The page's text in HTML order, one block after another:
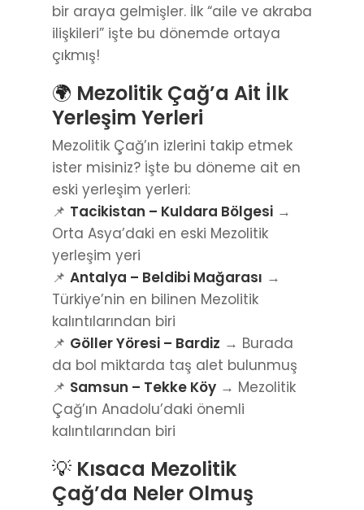
bir araya gelmişler. İlk “aile ve akraba
ilişkileri” işte bu dönemde ortaya
çıkmış!
🌍 Mezolitik Çağ’a Ait İlk
Yerleşim Yerleri
Mezolitik Çağ’ın izlerini takip etmek
ister misiniz? İşte bu döneme ait en
eski yerleşim yerleri:
📌 Tacikistan – Kuldara Bölgesi →
Orta Asya’daki en eski Mezolitik
yerleşim yeri
📌 Antalya – Beldibi Mağarası →
Türkiye’nin en bilinen Mezolitik
kalıntılarından biri
📌 Göller Yöresi – Bardiz → Burada
da bol miktarda taş alet bulunmuş
📌 Samsun – Tekke Köy → Mezolitik
Çağ’ın Anadolu’daki önemli
kalıntılarından biri
💡 Kısaca Mezolitik
Çağ’da Neler Olmuş